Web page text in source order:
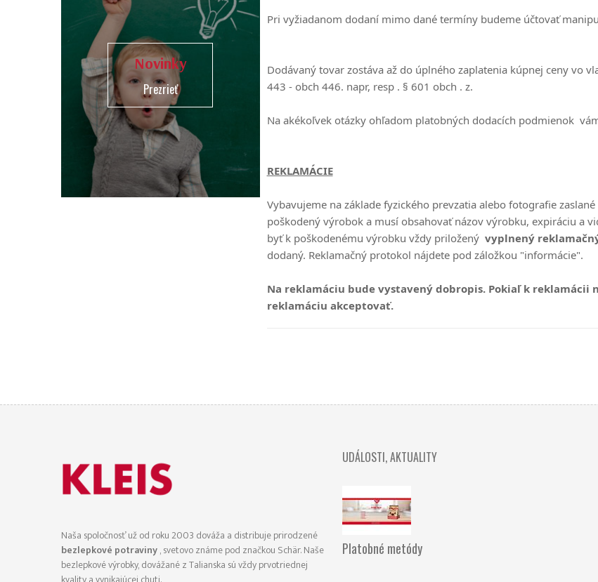
Novinky
Prezrieť
Pri vyžiadanom dodaní mimo dané termíny budeme účtovať
Dodávaný tovar zostáva až do úplného zaplatenia kúpnej ceny vo
443 - obch 446. napr, resp . § 601 obch . z.
Na akékoľvek otázky ohľadom platobných dodacích podmienok
REKLAMÁCIE
Vybavujeme na základe fyzického prevzatia alebo fotografie
poškodený výrobok a musí obsahovať názov výrobku, expiráciu a
byť k poškodenému výrobku vždy priložený vyplnený
dodaný. Reklamačný protokol nájdete pod záložkou "informácie".
Na reklamáciu bude vystavený dobropis. Pokiaľ k
reklamáciu akceptovať.
Naša spoločnosť už od roku 2003 dováža a distribuje prirodzené
bezlepkové potraviny, svetovo známe pod značkou Schär. Naše
bezlepkové výrobky, dovážané z Talianska sú vždy prvotriednej
UDÁLOSTI, AKTUALITY
Platobné metódy